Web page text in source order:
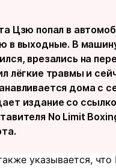
Цзю попал в
в выходные. В
врезались на
лёгкие травмы и
дома с
издание со
No Limit
указывается,